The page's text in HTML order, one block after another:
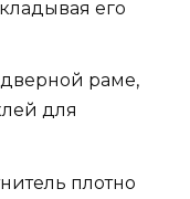
его
раме,
для
плотно